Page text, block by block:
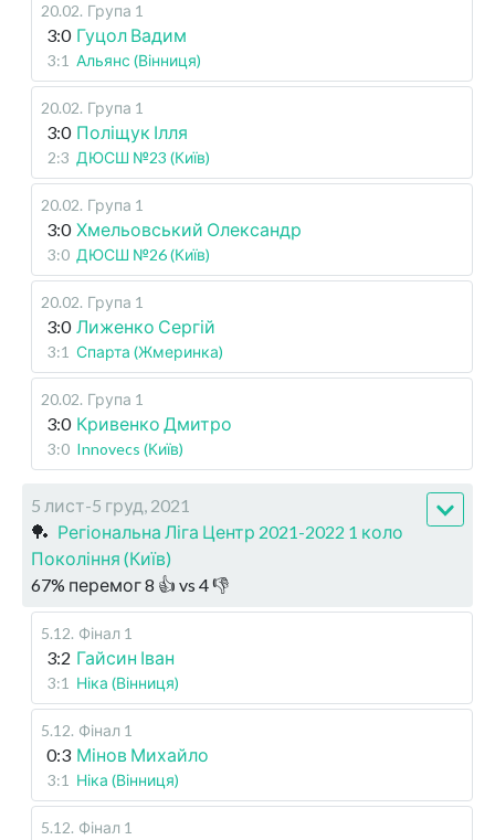
20.02. Група 1
3:0 Гуцол Вадим
3:1 Альянс (Вінниця)
20.02. Група 1
3:0 Поліщук Ілля
2:3 ДЮСШ №23 (Київ)
20.02. Група 1
3:0 Хмельовський Олександр
3:0 ДЮСШ №26 (Київ)
20.02. Група 1
3:0 Лиженко Сергій
3:1 Спарта (Жмеринка)
20.02. Група 1
3:0 Кривенко Дмитро
3:0 Innovecs (Київ)
5 лист-5 груд, 2021
🏓 Регіональна Ліга Центр 2021-2022 1 коло
Покоління (Київ)
67% перемог8 👍 vs 4👎
5.12. Фінал 1
3:2 Гайсин Іван
3:1 Ніка (Вінниця)
5.12. Фінал 1
0:3 Мінов Михайло
3:1 Ніка (Вінниця)
5.12. Фінал 1